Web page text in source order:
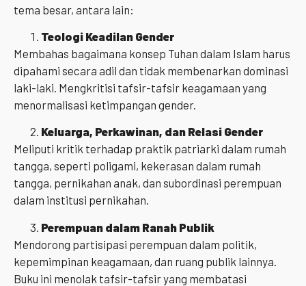
tema besar, antara lain:
Teologi Keadilan Gender
Membahas bagaimana konsep Tuhan dalam Islam harus
dipahami secara adil dan tidak membenarkan dominasi
laki-laki. Mengkritisi tafsir-tafsir keagamaan yang
menormalisasi ketimpangan gender.
Keluarga, Perkawinan, dan Relasi Gender
Meliputi kritik terhadap praktik patriarki dalam rumah
tangga, seperti poligami, kekerasan dalam rumah
tangga, pernikahan anak, dan subordinasi perempuan
dalam institusi pernikahan.
Perempuan dalam Ranah Publik
Mendorong partisipasi perempuan dalam politik,
kepemimpinan keagamaan, dan ruang publik lainnya.
Buku ini menolak tafsir-tafsir yang membatasi